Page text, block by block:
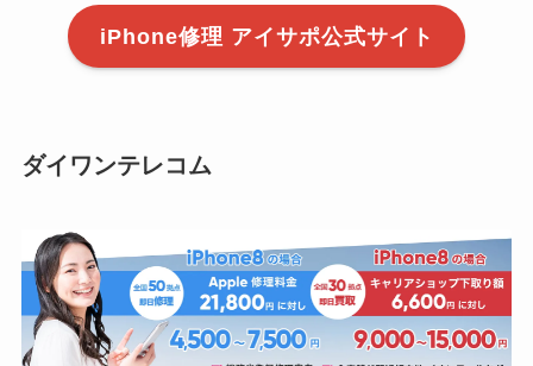
iPhone修理 アイサポ公式サイト
ダイワンテレコム